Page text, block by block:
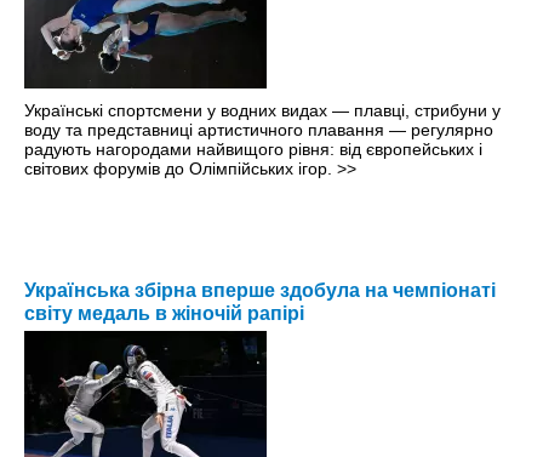
Українські спортсмени у водних видах — плавці, стрибуни у
воду та представниці артистичного плавання — регулярно
радують нагородами найвищого рівня: від європейських і
світових форумів до Олімпійських ігор. >>
Українська збірна вперше здобула на чемпіонаті
світу медаль в жіночій рапірі